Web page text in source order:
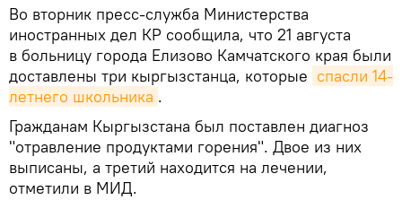
Во вторник пресс-служба Министерства
иностранных дел КР сообщила, что 21 августа
в больницу города Елизово Камчатского края были
доставлены три кыргызстанца, которые спасли 14-
летнего школьника .
Гражданам Кыргызстана был поставлен диагноз
"отравление продуктами горения". Двое из них
выписаны, а третий находится на лечении,
отметили в МИД.